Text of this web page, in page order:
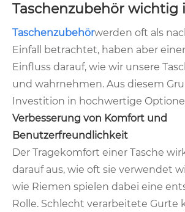
Taschenzubehör wichtig
Taschenzubehörwerden oft als
Einfall betrachtet, haben aber
Einfluss darauf, wie wir unsere
und wahrnehmen. Aus diesem
Investition in hochwertige
Verbesserung von Komfort und
Benutzerfreundlichkeit
Der Tragekomfort einer Tasche
darauf aus, wie oft sie verwendet
wie Riemen spielen dabei eine
Rolle. Schlecht verarbeitete Gurte